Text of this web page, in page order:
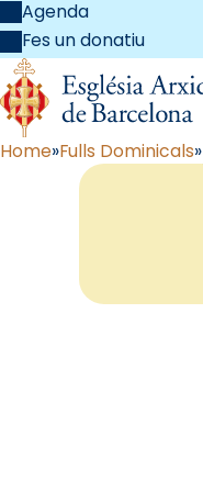
Agenda
Fes un donatiu
Home Fulls Dominicals